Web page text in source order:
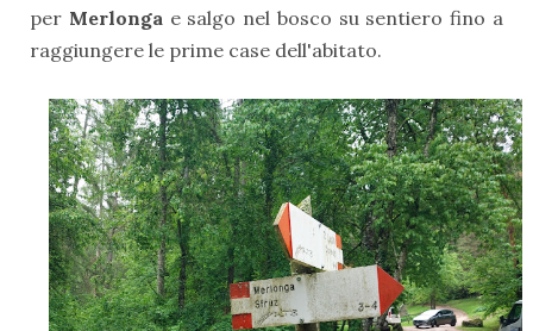
per Merlonga e salgo nel bosco su sentiero fino a
raggiungere le prime case dell'abitato.